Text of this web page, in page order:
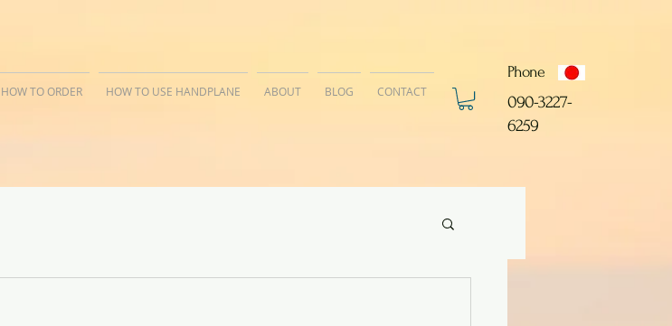
​090-3227-
6259
Phone
HOW TO ORDER HOW TO USE HANDPLANE ABOUT BLOG CONTACT